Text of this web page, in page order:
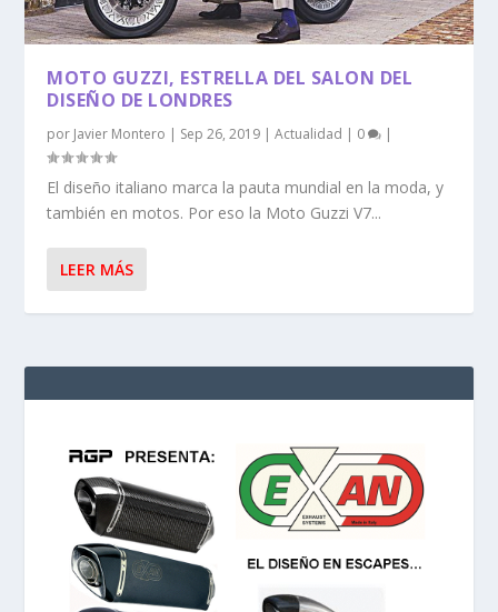
MOTO GUZZI, ESTRELLA DEL SALON DEL
DISEÑO DE LONDRES
por Javier Montero | Sep 26, 2019 |Actualidad | 0 |
El diseño italiano marca la pauta mundial en la moda, y
también en motos. Por eso la Moto Guzzi V7...
LEER MÁS